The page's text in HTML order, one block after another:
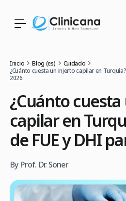
Inicio Blog (es)
Cuidado
¿Cuánto cuesta un injerto capilar en
2026
¿Cuánto
capilar en
de FUE y DHI
By Prof. Dr. Soner